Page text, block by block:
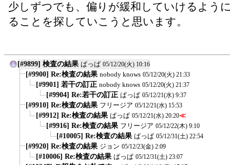
少しずつでも、偏りが緩和していけるよう
ることを探していこうと思います。
[#9899] 検査の結果 ぱっぱ 05/12/20(火) 10:16
[#9900] Re:検査の結果 nobody knows 05/12/20(火) 21:33
[#9901] 若干の訂正 nobody knows 05/12/20(火) 21:37
[#9904] Re:若干の訂正 ぱっぱ 05/12/21(水) 9:37
[#9910] Re:検査の結果 フリージア 05/12/21(水) 15:53
[#9912] Re:検査の結果 ぱっぱ 05/12/21(水) 20:20≪
[#9916] Re:検査の結果 フリージア 05/12/22(木) 9:10
[#10005] Re:検査の結果 ぱっぱ 05/12/31(土) 22:54
[#9920] Re:検査の結果 ジョン 05/12/23(金) 2:09
[#10006] Re:検査の結果 ぱっぱ 05/12/31(土) 23:07